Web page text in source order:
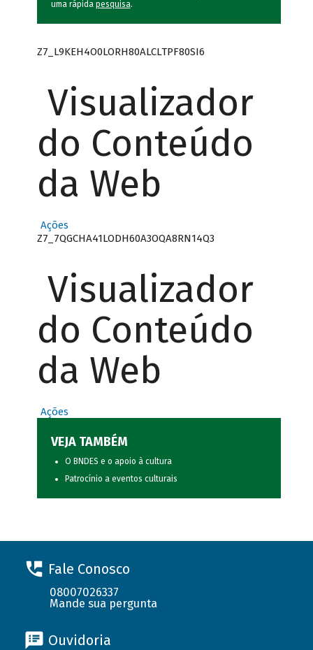
uma rápida pesquisa.
Z7_L9KEH4O0LORH80ALCLTPF80SI6
Visualizador
do Conteúdo
da Web
Ações
Z7_7QGCHA41LODH60A3OQA8RN14Q3
Visualizador
do Conteúdo
da Web
Ações
VEJA TAMBÉM
O BNDES e o apoio à cultura
Patrocínio a eventos culturais
Fale Conosco
08007026337
Mande sua pergunta
Ouvidoria